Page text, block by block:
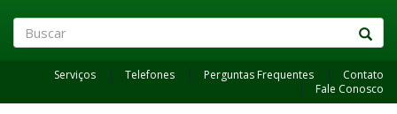
Serviços Telefones Perguntas Frequentes
Contato
Fale Conosco